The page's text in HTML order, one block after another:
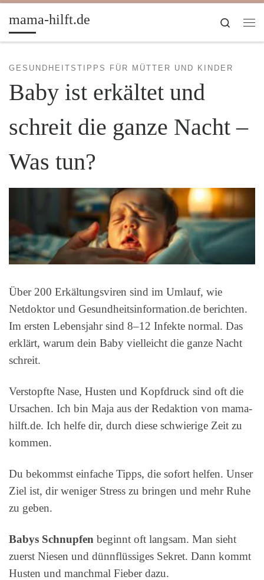
Zum Inhalt springen
mama-hilft.de
Search
GESUNDHEITSTIPPS FÜR MÜTTER UND KINDER
Baby ist erkältet und
schreit die ganze Nacht –
Was tun?
Über 200 Erkältungsviren sind im Umlauf, wie
Netdoktor und Gesundheitsinformation.de berichten.
Im ersten Lebensjahr sind 8–12 Infekte normal. Das
erklärt, warum dein Baby vielleicht die ganze Nacht
schreit.
Verstopfte Nase, Husten und Kopfdruck sind oft die
Ursachen. Ich bin Maja aus der Redaktion von mama-
hilft.de. Ich helfe dir, durch diese schwierige Zeit zu
kommen.
Du bekommst einfache Tipps, die sofort helfen. Unser
Ziel ist, dir weniger Stress zu bringen und mehr Ruhe
zu geben.
Babys Schnupfen beginnt oft langsam. Man sieht
zuerst Niesen und dünnflüssiges Sekret. Dann kommt
Husten und manchmal Fieber dazu.